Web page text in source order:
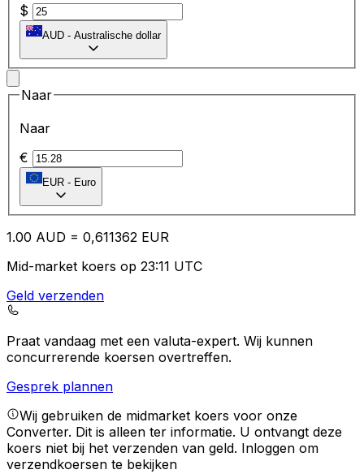
$
AUD - Australische dollar
Naar
Naar
€
EUR - Euro
1.00 AUD = 0,611362 EUR
Mid-market koers op 23:11 UTC
Geld verzenden
Praat vandaag met een valuta-expert. Wij kunnen
concurrerende koersen overtreffen.
Gesprek plannen
Wij gebruiken de midmarket koers voor onze
Converter. Dit is alleen ter informatie. U ontvangt deze
koers niet bij het verzenden van geld. Inloggen om
verzendkoersen te bekijken